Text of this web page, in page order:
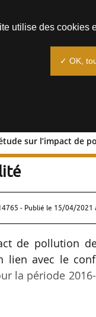
sur l’impact de
: étude sur
- Publié le 15/04/2021
de pollution
lien avec le
la période
utilise des cookies
✓ OK,